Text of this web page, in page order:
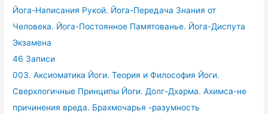
Йога-Написания Рукой. Йога-Передача Знания от
Человека. Йога-Постоянное Памятованье. Йога-Диспута
Экзамена
46 Записи
003. Аксиоматика Йоги. Теория и Философия Йоги.
Сверхлогичные Принципы Йоги. Долг-Дхарма. Ахимса-не
причинения вреда. Брахмочарья -разумность